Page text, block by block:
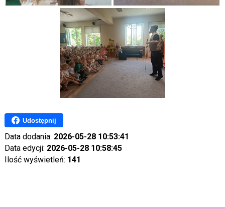
Udostępnij
Data dodania: 2026-05-28 10:53:41
Data edycji: 2026-05-28 10:58:45
Ilość wyświetleń: 141